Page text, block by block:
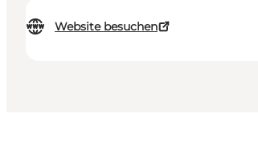
Website besuchen